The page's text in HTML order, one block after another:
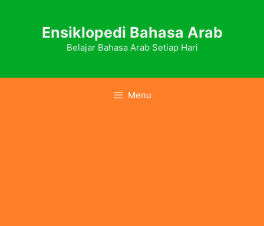
Ensiklopedi Bahasa Arab
Belajar Bahasa Arab Setiap Hari
Menu